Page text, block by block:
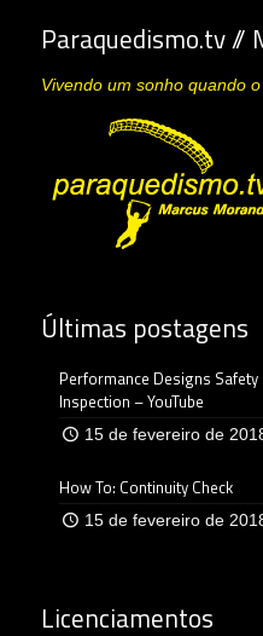
Paraquedismo.tv //
Vivendo um sonho quando
Últimas postagens
Performance Designs Safety
Inspection – YouTube
15 de fevereiro de
How To: Continuity Check
15 de fevereiro de
Licenciamentos